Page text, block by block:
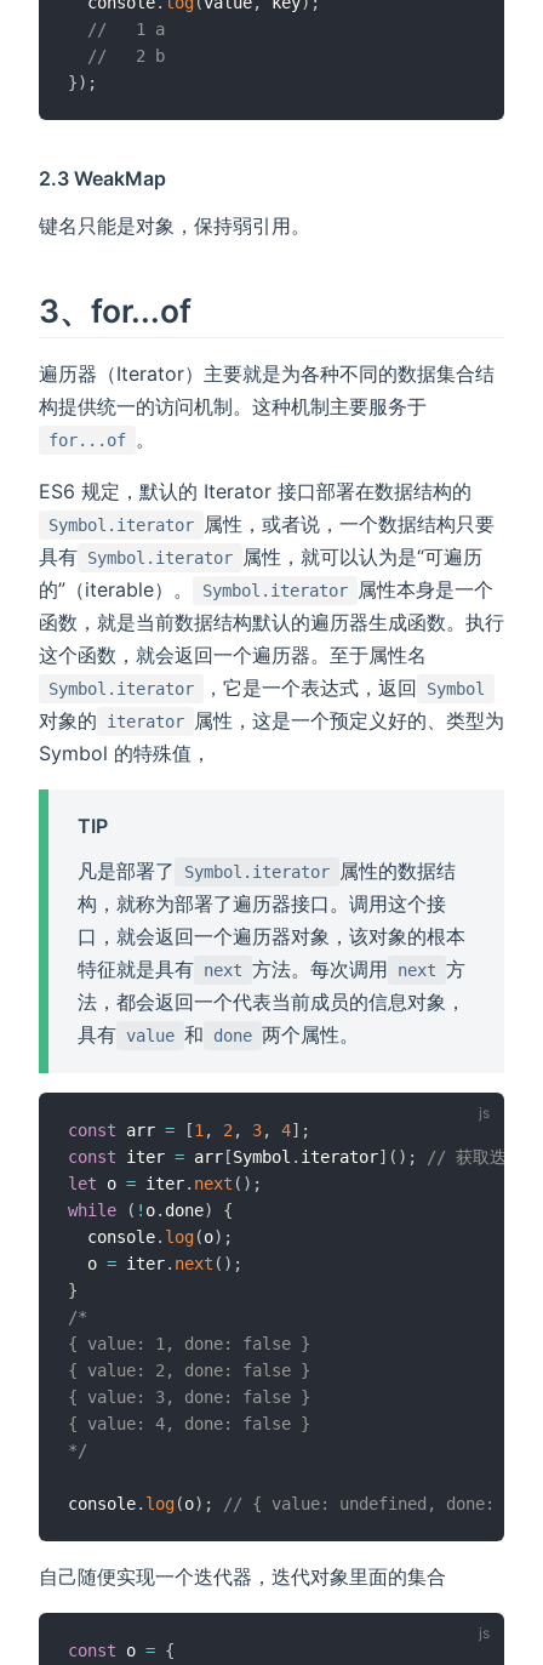
//   1 a
//   2 b
}) ;
2.3 WeakMap
键名只能是对象，保持弱引用。
3、for...of
遍历器（Iterator）主要就是为各种不同的数据集合结
构提供统一的访问机制。这种机制主要服务于
for...of 。
ES6 规定，默认的 Iterator 接口部署在数据结构的
Symbol.iterator
属性，或者说，一个数据结构只要
具有 Symbol.iterator
属性，就可以认为是“可遍历
的”（iterable）。
Symbol.iterator
属性本身是一个
函数，就是当前数据结构默认的遍历器生成函数。执行
这个函数，就会返回一个遍历器。至于属性名
Symbol.iterator ，它是一个表达式，返回 Symbol
对象的 iterator
属性，这是一个预定义好的、类型为
Symbol 的特殊值，
TIP
凡是部署了
Symbol.iterator
属性的数据结
构，就称为部署了遍历器接口。调用这个接
口，就会返回一个遍历器对象，该对象的根本
特征就是具有 next 方法。每次调用 next 方
法，都会返回一个代表当前成员的信息对象，
具有 value 和 done 两个属性。
const arr = [1 , 2 , 3, 4] ;
const iter = arr[Symbol . iterator] ( ) ;
// 获取迭代器
let o = iter. next ( ) ;
while
( ! o. done)
{
  console
. log(o) ;
  o
= iter. next ( ) ;
}
/*
{ value: 1, done: false }
{ value: 2, done: false }
{ value: 3, done: false }
{ value: 4, done: false }
*/
console. log(o) ; // { value: undefined, done:
自己随便实现一个迭代器，迭代对象里面的集合
const o = {